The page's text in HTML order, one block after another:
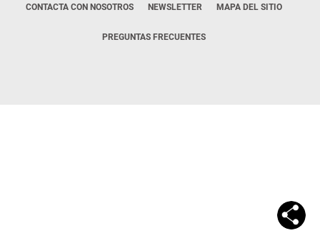
CONTACTA CON NOSOTROS NEWSLETTER MAPA DEL SITIO
PREGUNTAS FRECUENTES